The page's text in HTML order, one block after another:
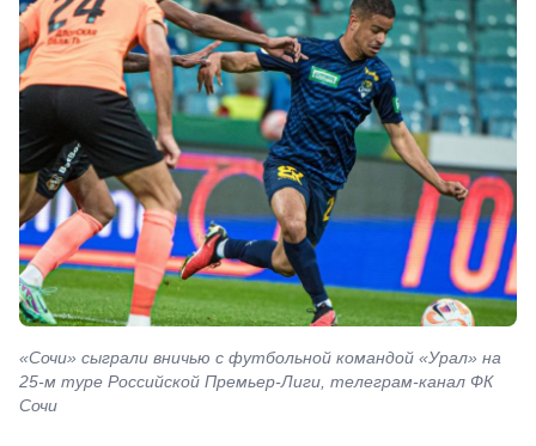
«Сочи» сыграли вничью с футбольной командой «Урал» на
25-м туре Российской Премьер-Лиги, телеграм-канал ФК
Сочи